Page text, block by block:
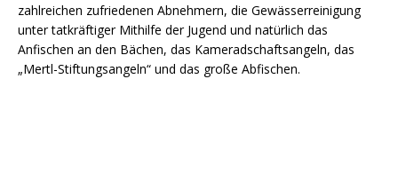
zahlreichen zufriedenen Abnehmern, die Gewässerreinigung
unter tatkräftiger Mithilfe der Jugend und natürlich das
Anfischen an den Bächen, das Kameradschaftsangeln, das
„Mertl-Stiftungsangeln“ und das große Abfischen.